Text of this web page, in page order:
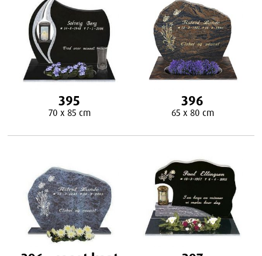
395
70 x 85 cm
396
65 x 80 cm